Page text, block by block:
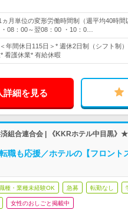
ヵ月単位の変形労働時間制（週平均40時間
・08：00～翌08：00 ・10：0…
年間休日115日＞* 週休2日制（シフト制
看護休業* 有給休暇
詳細を見る
済組合連合会 | 《KKRホテル中目黒
職も応援／ホテルの【フロント
種・業種未経験OK 急募 転勤なし
女性のおしごと掲載中